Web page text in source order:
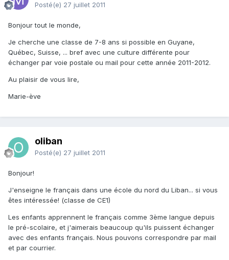
Posté(e) 27 juillet 2011
Bonjour tout le monde,
Je cherche une classe de 7-8 ans si possible en Guyane,
Québec, Suisse, ... bref avec une culture différente pour
échanger par voie postale ou mail pour cette année 2011-2012.
Au plaisir de vous lire,
Marie-ève
oliban
Posté(e) 27 juillet 2011
Bonjour!
J'enseigne le français dans une école du nord du Liban... si vous
êtes intéressée! (classe de CE1)
Les enfants apprennent le français comme 3ème langue depuis
le pré-scolaire, et j'aimerais beaucoup qu'ils puissent échanger
avec des enfants français. Nous pouvons correspondre par mail
et par courrier.